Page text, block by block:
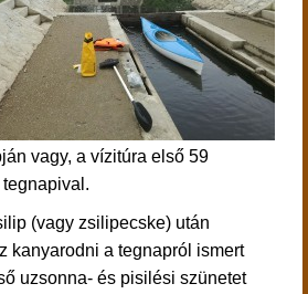
vagy, a vízitúra első 59
(vagy zsilipecske) után
kanyarodni a tegnapról ismert
uzsonna- és pisilési szünetet